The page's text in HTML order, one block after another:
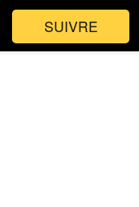
SUIVRE